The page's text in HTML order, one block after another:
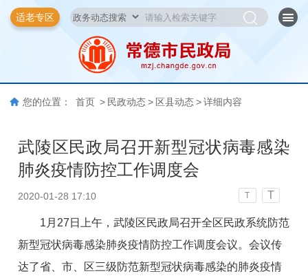
适老专区
您的位置： 首页 > 民政动态 > 区县动态 > 详细内容
武陵区民政局召开新型冠状病毒感染
肺炎疫情防控工作调度会
2020-01-28 17:10 T T
1月27日上午，武陵区民政局召开全区民政系统防范
新型冠状病毒感染肺炎疫情防控工作调度会议。会议传
达了省、市、区三级防范新型冠状病毒感染的肺炎疫情